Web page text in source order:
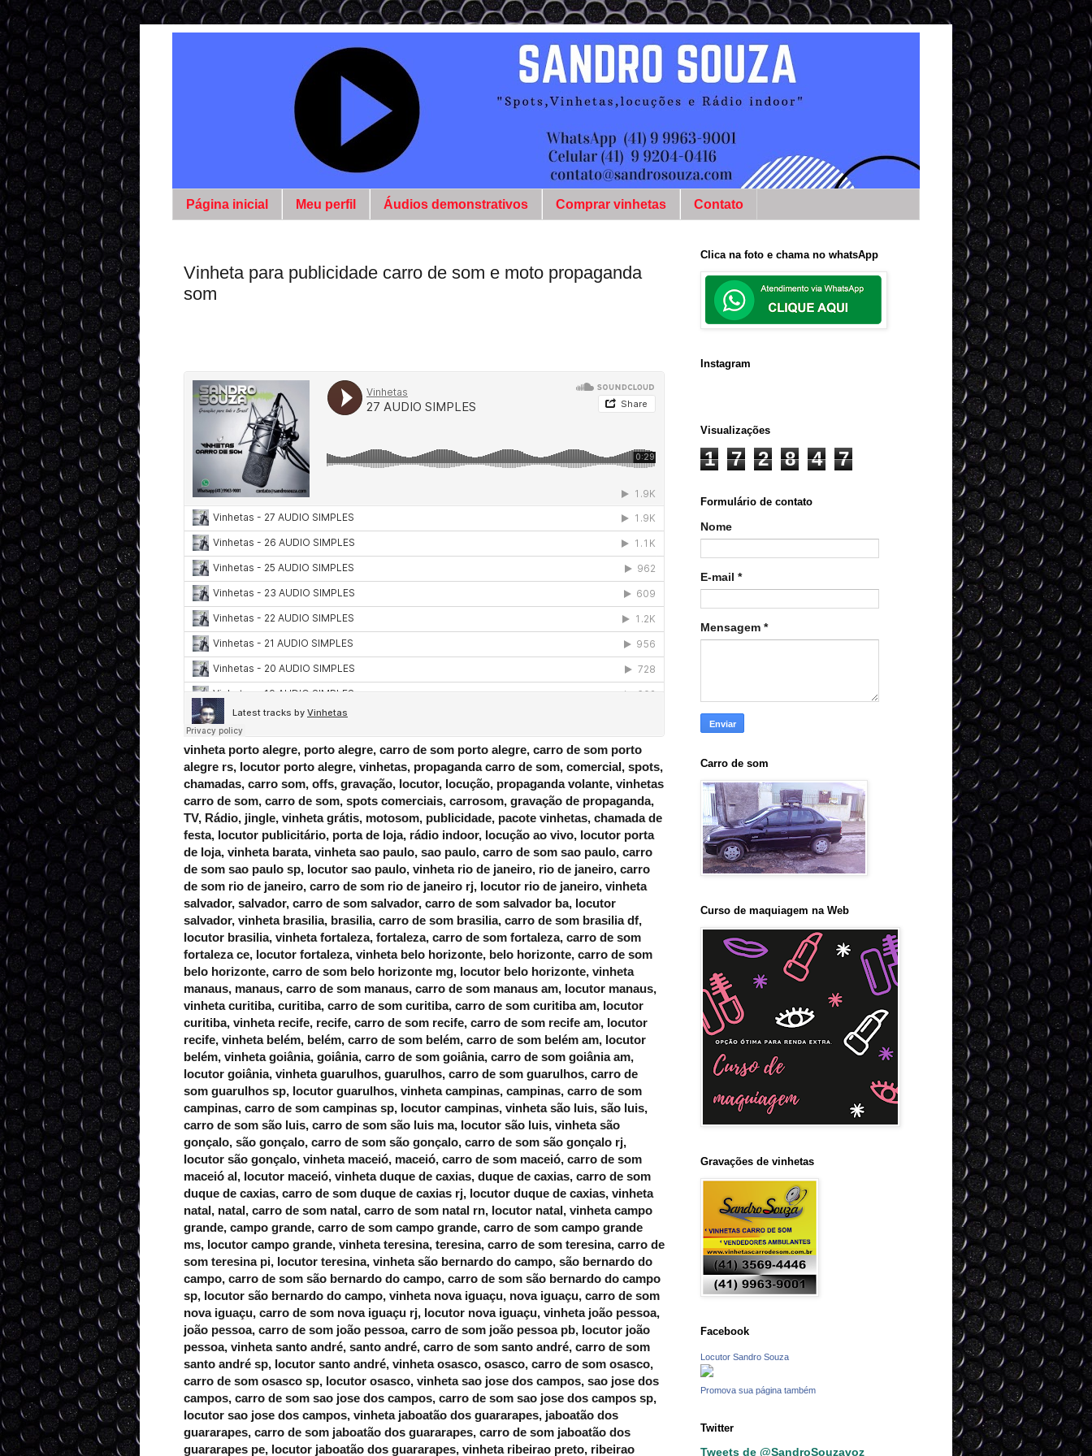
Página inicial Meu perfil Áudios demonstrativos Comprar vinhetas Contato
Vinheta para publicidade carro de som e moto propaganda
som
vinheta porto alegre, porto alegre, carro de som porto alegre, carro de som porto alegre rs, locutor porto alegre, vinhetas, propaganda carro de som, comercial, spots, chamadas, carro som, offs, gravação, locutor, locução, propaganda volante, vinhetas carro de som, carro de som, spots comerciais, carrosom, gravação de propaganda, TV, Rádio, jingle, vinheta grátis, motosom, publicidade, pacote vinhetas, chamada de festa, locutor publicitário, porta de loja, rádio indoor, locução ao vivo, locutor porta de loja, vinheta barata, vinheta sao paulo, sao paulo, carro de som sao paulo, carro de som sao paulo sp, locutor sao paulo, vinheta rio de janeiro, rio de janeiro, carro de som rio de janeiro, carro de som rio de janeiro rj, locutor rio de janeiro, vinheta salvador, salvador, carro de som salvador, carro de som salvador ba, locutor salvador, vinheta brasilia, brasilia, carro de som brasilia, carro de som brasilia df, locutor brasilia, vinheta fortaleza, fortaleza, carro de som fortaleza, carro de som fortaleza ce, locutor fortaleza, vinheta belo horizonte, belo horizonte, carro de som belo horizonte, carro de som belo horizonte mg, locutor belo horizonte, vinheta manaus, manaus, carro de som manaus, carro de som manaus am, locutor manaus, vinheta curitiba, curitiba, carro de som curitiba, carro de som curitiba am, locutor curitiba, vinheta recife, recife, carro de som recife, carro de som recife am, locutor recife, vinheta belém, belém, carro de som belém, carro de som belém am, locutor belém, vinheta goiânia, goiânia, carro de som goiânia, carro de som goiânia am, locutor goiânia, vinheta guarulhos, guarulhos, carro de som guarulhos, carro de som guarulhos sp, locutor guarulhos, vinheta campinas, campinas, carro de som campinas, carro de som campinas sp, locutor campinas, vinheta são luis, são luis, carro de som são luis, carro de som são luis ma, locutor são luis, vinheta são gonçalo, são gonçalo, carro de som são gonçalo, carro de som são gonçalo rj, locutor são gonçalo, vinheta maceió, maceió, carro de som maceió, carro de som maceió al, locutor maceió, vinheta duque de caxias, duque de caxias, carro de som duque de caxias, carro de som duque de caxias rj, locutor duque de caxias, vinheta natal, natal, carro de som natal, carro de som natal rn, locutor natal, vinheta campo grande, campo grande, carro de som campo grande, carro de som campo grande ms, locutor campo grande, vinheta teresina, teresina, carro de som teresina, carro de som teresina pi, locutor teresina, vinheta são bernardo do campo, são bernardo do campo, carro de som são bernardo do campo, carro de som são bernardo do campo sp, locutor são bernardo do campo, vinheta nova iguaçu, nova iguaçu, carro de som nova iguaçu, carro de som nova iguaçu rj, locutor nova iguaçu, vinheta joão pessoa, joão pessoa, carro de som joão pessoa, carro de som joão pessoa pb, locutor joão pessoa, vinheta santo andré, santo andré, carro de som santo andré, carro de som santo andré sp, locutor santo andré, vinheta osasco, osasco, carro de som osasco, carro de som osasco sp, locutor osasco, vinheta sao jose dos campos, sao jose dos campos, carro de som sao jose dos campos, carro de som sao jose dos campos sp, locutor sao jose dos campos, vinheta jaboatão dos guararapes, jaboatão dos guararapes, carro de som jaboatão dos guararapes, carro de som jaboatão dos guararapes pe, locutor jaboatão dos guararapes, vinheta ribeirao preto, ribeirao preto, carro de som ribeirao preto, carro de som ribeirao preto sp, locutor ribeirao preto, vinheta uberlândia, uberlândia, carro de som uberlândia, carro de som uberlândia mg, locutor uberlândia, sp Jaú, mg Pouso alegre, rj Queimados, rj maricá, ba Porto seguro, sp Franco da rocha, sp Mogi Guaçu, mg patos de Minas, pa Abaetetuba, pi parnaíba, pr paranaguá, go Valparaíso de goiás, ba barreiras, pe Camaragibe, ba alagoinhas, sc palhoça, sp Itapetininga, ba Teixeira de Freitas, sp São Caetano do Sul, rj Nilópolis, sc Lages, sp Bragança paulista, sp pindamonhangaba, sc Jaraguá do Sul, ma Caxias, es Linhares, ba Jequié, mg Poços de Caldas, ma Timon, sp Itapecerica da serra, sp Itu, sp Francisco Morato, to Araguaína, rj Mesquita, rj Teresópolis, mg Ibirité, ma São José de Ribamar, se Nossa senhora do Socorro, pr Guarapuava, rj barra mansa, ba Ilhéus, go Águas Lindas de goiás, sp Ferraz de Vasconcelos, pa parauapebas, rj Nova Friburgo, rj Angra dos Reis, pa Castanhal, ba Lauro de Freitas, sp Santa Bárbara d’Oeste, go Luziânia, sp Araçatuba, rs passo Fundo, pe Cabo de Santo Agostinho, sp Rio Claro, ce Sobral, sc Itajaí, sc Chapecó, go Rio Verde, rj Cabo Frio, sc Criciúma, rs alvorada, es Cachoeiro de Itapemirim, rs Rio Grande, ms Dourados, mt rondonópolis, sp Hortolândia, mg Santa Luzia, ba Juazeiro, ba Itabuna, ce maracanaú, sp Itapevi, sp presidente prudente, sp Araraquara, sp Jacareí, sp Cotia, sp Indaiatuba, sp americana, rs São Leopoldo, rj Itaboraí, sc São José, mg Divinópolis, al Arapiraca, rj macaé, pr Colombo, mg sete Lagoas, sp marília, rj magé, rn parnamirim, sp São Carlos, rs Novo Hamburgo, rs Viamão, ma Imperatriz, mg Ipatinga, pa marabá, sp Embu das Artes, sp barueri, rj Volta Redonda, sp Sumaré, pr Foz do Iguaçu, ce Juazeiro do Norte, to palmas, mt Várzea Grande, sp Taboão da serra, rs Gravataí, rs Santa maria, mg governador Valadares, ba Camaçari, sp Suzano, rn Mossoró, pa Santarém, pr São José dos pinhais, sp praia Grande, sp Limeira, rj petrópolis, sp Taubaté, sp Guarujá, pr Cascavel, rr Boa Vista, mg Uberaba, mg Ribeirão das Neves, pe paulista, pe petrolina, sc Blumenau, pr Ponta Grossa, sp Franca, rs Canoas, ba Vitória da Conquista, rs pelotas, pe Caruaru, sp Itaquaquecetuba, ce Caucaia, es Vitória, sp São Vicente, go Anápolis, ac Rio Branco, sp bauru, es Cariacica, sp piracicaba, pe Olinda, sp Carapicuíba, mg Montes Claros, pr maringá, sp Jundiaí, pb Campina Grande, sp Diadema, mg Betim, sp Mogi das Cruzes, sp Santos, sp São José do Rio preto, ap macapá, sp mauá, rj São João de Meriti, sc Florianópolis, es Vila Velha, rs Caxias do Sul, es serra, rj Belford roxo, rj Campos dos goytacazes, ro Porto Velho, rj Niterói, pa Ananindeua, go aparecida de goiânia, pr Londrina, mg Juiz de Fora, sc Joinville, mt Cuiabá, ba Feira de Santana, se Aracaju, sp Sorocaba, mg Contagem, mg Uberlândia, sp Ribeirão preto, pe Jaboatão dos Guararapes, sp São José dos Campos, sp Osasco, sp Santo André, pb João pessoa, rj Nova Iguaçu, sp São Bernardo do Campo, pi Teresina, ms Campo Grande, rn Natal, rj Duque de Caxias, al maceió, rj São gonçalo, ma São Luís, sp Campinas, sp Guarulhos, go goiânia, pa Belém, rs Porto alegre, pe Recife, pr Curitiba, am manaus, mg Belo Horizonte, ce Fortaleza, df Brasília, ba Salvador, rj Rio de Janeiro, sp São paulo, Afonso Cláudio, Água Doce do Norte, Águia Branca, Alegre, Alfredo Chaves, Alto Rio Novo, Anchieta, Apiacá, Aracruz, Atilio Vivacqua, Baixo Guandu, Barra de São Francisco, Boa Esperança, Bom Jesus do Norte, Brejetuba, Cachoeiro de Itapemirim, Cariacica, Castelo, Colatina, Conceição da Barra, Conceição do Castelo, Divino de São Lourenço, Domingos Martins, Dores do Rio Preto, Ecoporanga, Fundão, Governador Lindenberg, Guaçuí, Guarapari, Ibatiba, Ibiraçu, Ibitirama, Iconha, Irupi, Itaguaçu, Itapemirim, Itarana, Iúna, Jaguaré, Jerônimo Monteiro, João Neiva, Laranja da Terra, Linhares, Mantenópolis, Marataízes, Marechal Floriano, Marilândia, Mimoso do Sul, Montanha, Mucurici, Muniz Freire, Muqui, Nova Venécia, Pancas, Pedro Canário, Pinheiros, Piúma, Ponto Belo, Presidente Kennedy, Rio Bananal, Rio Novo do Sul, Santa Leopoldina, Santa Maria de Jetibá, Santa Teresa, São Domingos do Norte, São Gabriel da Palha, São José do Calçado, São Mateus, São Roque do Canaã, Serra, Sooretama, Vargem Alta, Venda Nova do Imigrante, Viana, Vila Pavão, Vila Valério, Vila Velha, Vitória, Acrelândia, Assis Brasil, Brasiléia, Bujari, Capixaba, Cruzeiro do Sul, Epitaciolândia, Feijó, Jordão, Mâncio Lima, Manoel Urbano, Marechal Thaumaturgo, Plácido de Castro, Porto Acre, Porto Walter, Rio Branco, Rodrigues Alves, Santa Rosa do Purus, Sena Madureira, Senador Guiomard, Tarauacá, Xapuri, Água Branca, Anadia, Arapiraca, Atalaia, Barra de Santo Antônio, Barra de São Miguel, Batalha, Belém, Belo Monte, Boca da Mata, Branquinha, Cacimbinhas, Cajueiro, Campestre, Campo Alegre, Campo Grande, Canapi, Capela, Carneiros, Chã Preta, Coité do Nóia, Colônia Leopoldina, Coqueiro Seco, Coruripe, Craíbas, Delmiro Gouveia, Dois Riachos, Estrela de Alagoas, Feira Grande, Feliz Deserto, Flexeiras, Girau do Ponciano, Ibateguara, Igaci, Igreja Nova, Inhapi, Jacaré dos Homens, Jacuípe, Japaratinga, Jaramataia, Jequiá da Praia, Joaquim Gomes, Jundiá, Junqueiro, Lagoa da Canoa, Limoeiro de Anadia, Maceió, Major Isidoro, Mar Vermelho, Maragogi, Maravilha, Marechal Deodoro, Maribondo, Mata Grande, Matriz de Camaragibe, Messias, Minador do Negrão, Monteirópolis, Murici, Novo Lino, Olho d`Água das Flores, Olho d`Água do Casado, Olho d`Água Grande, Olivença, Ouro Branco, Palestina, Palmeira dos Índios, Pão de Açúcar, Pariconha, Paripueira, Passo de Camaragibe, Paulo Jacinto, Penedo, Piaçabuçu, Pilar, Pindoba, Piranhas, Poço das Trincheiras, Porto Calvo, Porto de Pedras, Porto Real do Colégio, Quebrangulo, Rio Largo, Roteiro, Santa Luzia do Norte, Santana do Ipanema, Santana do Mundaú, São Brás, São José da Laje, São José da Tapera, São Luís do Quitunde, São Miguel dos Campos, São Miguel dos Milagres, São Sebastião, Satuba, Senador Rui Palmeira, Tanque d`Arca, Taquarana, Teotônio Vilela, Traipu, União dos Palmares, Viçosa, Amapá, Calçoene, Cutias, Ferreira Gomes, Itaubal, Laranjal do Jari, Macapá, Mazagão, Oiapoque, Pedra Branca do Amaparí, Porto Grande, Pracuúba, Santana, Serra do Navio, Tartarugalzinho, Vitória do Jari, Alvarães, Amaturá, Anamã, Anori, Apuí, Atalaia do Norte, Autazes, Barcelos, Barreirinha, Benjamin Constant, Beruri, Boa Vista do Ramos, Boca do Acre, Borba, Caapiranga, Canutama, Carauari, Careiro, Careiro da Várzea, Coari, Codajás, Eirunepé, Envi
Clica na foto e chama no whatsApp
Instagram
Visualizações
1 7 2 8 4 7
Formulário de contato
Nome
E-mail *
Mensagem *
Carro de som
Curso de maquiagem na Web
Gravações de vinhetas
Facebook
Locutor Sandro Souza
Promova sua página também
Twitter
Tweets de @SandroSouzavoz